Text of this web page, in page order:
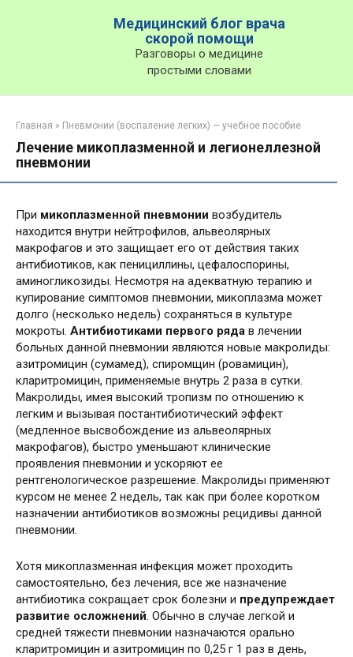
Медицинский блог врача
скорой помощи
Разговоры о медицине
простыми словами
Главная » Пневмонии (воспаление легких) — учебное пособие
Лечение микоплазменной и легионеллезной
пневмонии
При микоплазменной пневмонии возбудитель
находится внутри нейтрофилов, альвеолярных
макрофагов и это защищает его от действия таких
антибиотиков, как пенициллины, цефалоспорины,
аминогликозиды. Несмотря на адекватную терапию и
купирование симптомов пневмонии, микоплазма может
долго (несколько недель) сохраняться в культуре
мокроты. Антибиотиками первого ряда в лечении
больных данной пневмонии являются новые макролиды:
азитромицин (сумамед), спиромщин (ровамицин),
кларитромицин, применяемые внутрь 2 раза в сутки.
Макролиды, имея высокий тропизм по отношению к
легким и вызывая постантибиотический эффект
(медленное высвобождение из альвеолярных
макрофагов), быстро уменьшают клинические
проявления пневмонии и ускоряют ее
рентгенологическое разрешение. Макролиды применяют
курсом не менее 2 недель, так как при более коротком
назначении антибиотиков возможны рецидивы данной
пневмонии.
Хотя микоплазменная инфекция может проходить
самостоятельно, без лечения, все же назначение
антибиотика сокращает срок болезни и предупреждает
развитие осложнений. Обычно в случае легкой и
средней тяжести пневмонии назначаются орально
кларитромицин и азитромицин по 0,25 г 1 раз в день,